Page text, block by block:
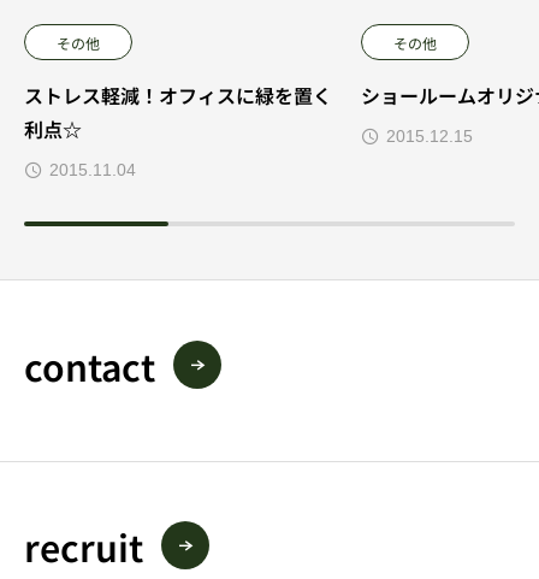
その他
ストレス軽減！オフィスに緑を置く
利点☆
2015.11.04
その他
ショールームオリ
2015.12.15
contact
recruit